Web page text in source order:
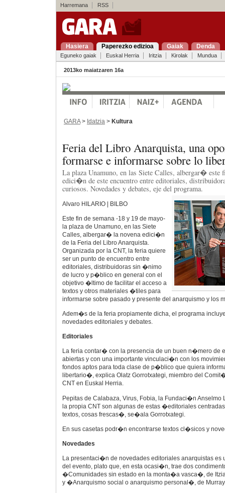
Harremana RSS
Hasiera Paperezko edizioa Gaiak Denda
Eguneko gaiak Euskal Herria Iritzia Kirolak Mundua
2013ko maiatzaren 16a
GARA> Idatzia > Kultura
Feria del Libro Anarquista, una
formarse e informarse sobre lo
La plaza Unamuno, en las Siete Calles, albergar� este
edici�n de este encuentro entre editoriales,
curiosos. Novedades y debates, eje del programa.
Alvaro HILARIO | BILBO
Este fin de semana -18 y 19 de mayo-
la plaza de Unamuno, en las Siete
Calles, albergar� la novena edici�n
de la Feria del Libro Anarquista.
Organizada por la CNT, la feria quiere
ser un punto de encuentro entre
editoriales, distribuidoras sin �nimo
de lucro y p�blico en general con el
objetivo �ltimo de facilitar el acceso a
textos y otros materiales �tiles para
informarse sobre pasado y presente del anarquismo y los
Adem�s de la feria propiamente dicha, el programa
novedades editoriales y debates.
Editoriales
La feria contar� con la presencia de un buen n�mero de
abiertas y con una importante vinculaci�n con los
fondos aptos para toda clase de p�blico que quiera
libertario�, explica Olatz Gorrotxategi, miembro del
CNT en Euskal Herria.
Pepitas de Calabaza, Virus, Fobia, la Fundaci�n Anselmo
la propia CNT son algunas de estas �editoriales
textos, cosas frescas�, se�ala Gorrotxategi.
En sus casetas podr�n encontrarse textos cl�sicos y
Novedades
La presentaci�n de novedades editoriales anarquistas es
del evento, plato que, en esta ocasi�n, trae dos
�Comunidades sin estado en la monta�a vasca�, de
y �Anarquismo social o anarquismo personal�, de